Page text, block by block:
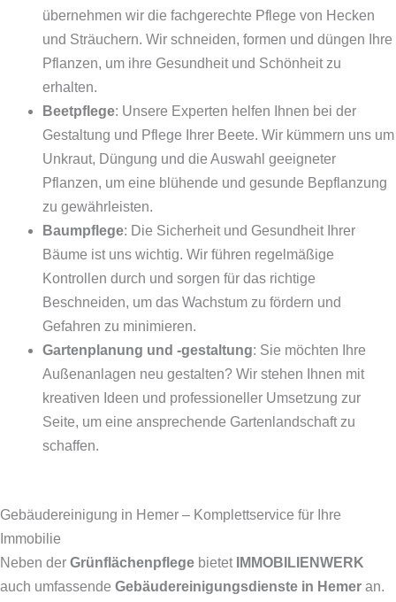
übernehmen wir die fachgerechte Pflege von Hecken
und Sträuchern. Wir schneiden, formen und düngen Ihre
Pflanzen, um ihre Gesundheit und Schönheit zu
erhalten.
Beetpflege: Unsere Experten helfen Ihnen bei der
Gestaltung und Pflege Ihrer Beete. Wir kümmern uns um
Unkraut, Düngung und die Auswahl geeigneter
Pflanzen, um eine blühende und gesunde Bepflanzung
zu gewährleisten.
Baumpflege: Die Sicherheit und Gesundheit Ihrer
Bäume ist uns wichtig. Wir führen regelmäßige
Kontrollen durch und sorgen für das richtige
Beschneiden, um das Wachstum zu fördern und
Gefahren zu minimieren.
Gartenplanung und -gestaltung: Sie möchten Ihre
Außenanlagen neu gestalten? Wir stehen Ihnen mit
kreativen Ideen und professioneller Umsetzung zur
Seite, um eine ansprechende Gartenlandschaft zu
schaffen.
Gebäudereinigung in Hemer – Komplettservice für Ihre
Immobilie
Neben der Grünflächenpflege bietet IMMOBILIENWERK
auch umfassende Gebäudereinigungsdienste in Hemer an.